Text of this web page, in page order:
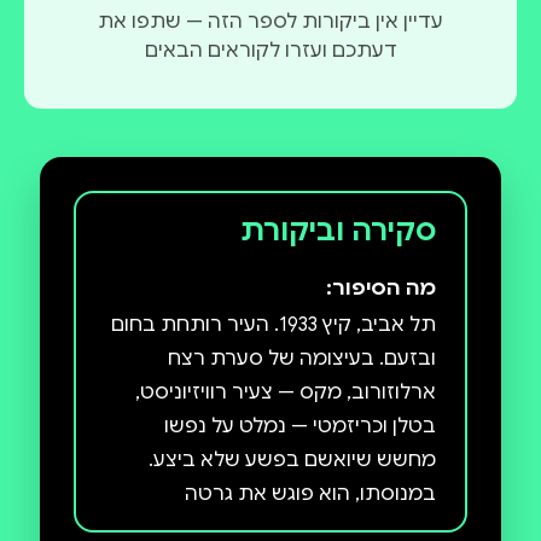
עדיין אין ביקורות לספר הזה — שתפו את
דעתכם ועזרו לקוראים הבאים
סקירה וביקורת
מה הסיפור:
תל אביב, קיץ 1933. העיר רותחת בחום
ובזעם. בעיצומה של סערת רצח
ארלוזורוב, מקס — צעיר רוויזיוניסט,
בטלן וכריזמטי — נמלט על נפשו
מחשש שיואשם בפשע שלא ביצע.
במנוסתו, הוא פוגש את גרטה
היפהפייה, בת למשפחה טמפלרית,